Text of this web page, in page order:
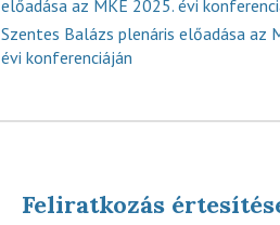
előadása az MKE 2025. évi
Szentes Balázs plenáris előadása az
évi konferenciáján
Feliratkozás